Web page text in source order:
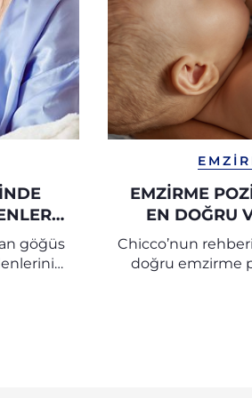
|
göğüs
EMZIRME
EN DOĞRU
EMZIRME
Chicco’nun
doğru emzirme